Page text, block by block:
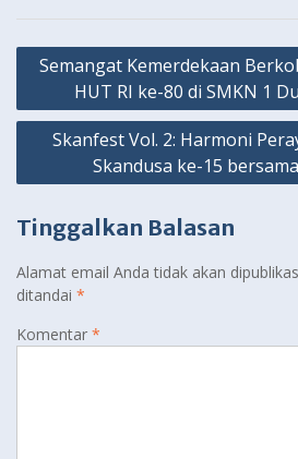
Navigasi
Semangat Kemerdekaan
HUT RI ke-80 di SMKN 1
Skanfest Vol. 2: Harmoni
Skandusa ke-15
Tinggalkan Balasan
Alamat email Anda tidak akan
ditandai *
Komentar *